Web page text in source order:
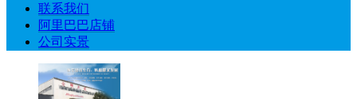
联系我们
阿里巴巴店铺
公司实景